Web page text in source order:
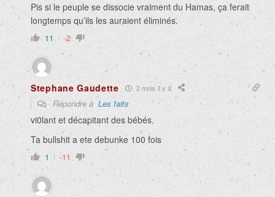
Pis si le peuple se dissocie vraiment du Hamas, ça ferait
longtemps qu’ils les auraient éliminés.
11 -2
Stephane Gaudette 2 mois il y a
Répondre à Les faits
vi0lant et décapitant des bébés.
Ta bullshit a ete debunke 100 fois
1 -11